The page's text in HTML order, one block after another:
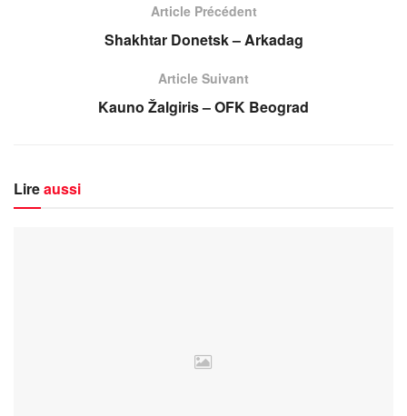
Article Précédent
Shakhtar Donetsk – Arkadag
Article Suivant
Kauno Žalgiris – OFK Beograd
Lireaussi